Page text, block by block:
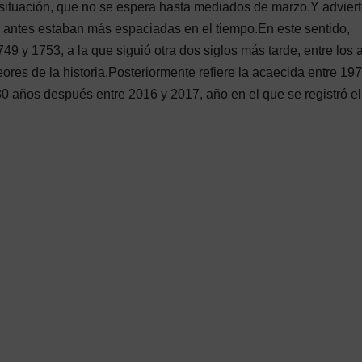
que no se espera hasta mediados de marzo.Y
estaban más espaciadas en el tiempo.En este sentido,
y 1753, a la que siguió otra dos siglos más tarde, entre los
de la historia.Posteriormente refiere la acaecida entre
años después entre 2016 y 2017, año en el que se registró el